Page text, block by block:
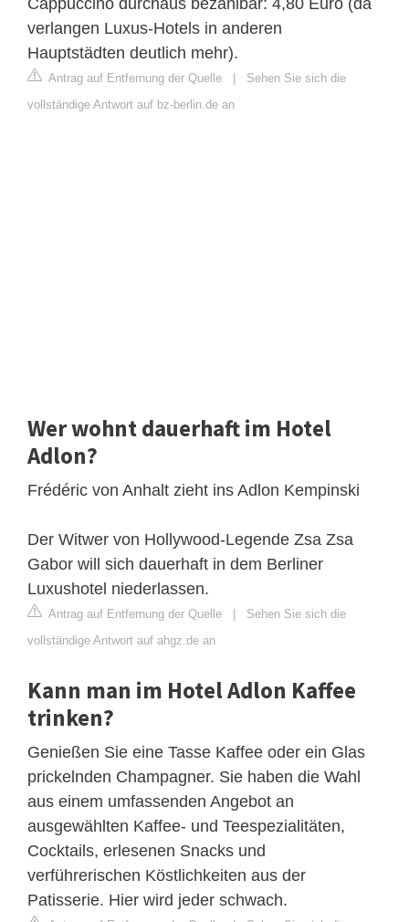
verlangen Luxus-Hotels in anderen
Hauptstädten deutlich mehr).
Antrag auf Entfernung der Quelle | Sehen Sie sich die
vollständige Antwort auf bz-berlin.de an
Wer wohnt dauerhaft im Hotel
Adlon?
Frédéric von Anhalt zieht ins Adlon Kempinski
Der Witwer von Hollywood-Legende Zsa Zsa
Gabor will sich dauerhaft in dem Berliner
Luxushotel niederlassen.
Antrag auf Entfernung der Quelle | Sehen Sie sich die
vollständige Antwort auf ahgz.de an
Kann man im Hotel Adlon Kaffee
trinken?
Genießen Sie eine Tasse Kaffee oder ein Glas
prickelnden Champagner. Sie haben die Wahl
aus einem umfassenden Angebot an
ausgewählten Kaffee- und Teespezialitäten,
Cocktails, erlesenen Snacks und
verführerischen Köstlichkeiten aus der
Patisserie. Hier wird jeder schwach.